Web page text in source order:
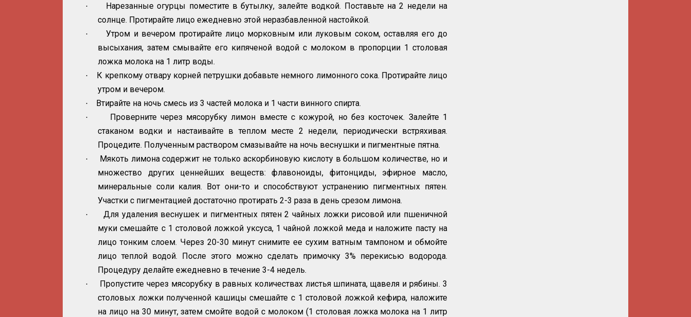
·
Нарезанные огурцы поместите в бутылку, залейте водкой. Поставьте на 2 недели на
солнце. Протирайте лицо ежедневно этой неразбавленной настойкой.
·
Утром и вечером протирайте лицо морковным или луковым соком, оставляя его до
высыхания, затем смывайте его кипяченой водой с молоком в пропорции 1 столовая
ложка молока на 1 литр воды.
·
К крепкому отвару корней петрушки добавьте немного лимонного сока. Протирайте лицо
утром и вечером.
· Втирайте на ночь смесь из 3 частей молока и 1 части винного спирта.
·
Проверните через мясорубку лимон вместе с кожурой, но без косточек. Залейте 1
стаканом водки и настаивайте в теплом месте 2 недели, периодически встряхивая.
Процедите. Полученным раствором смазывайте на ночь веснушки и пигментные пятна.
·
Мякоть лимона содержит не только аскорбиновую кислоту в большом количестве, но и
множество других ценнейших веществ: флавоноиды, фитонциды, эфирное масло,
минеральные соли калия. Вот они-то и способствуют устранению пигментных пятен.
Участки с пигментацией достаточно протирать 2-3 раза в день срезом лимона.
·
Для удаления веснушек и пигментных пятен 2 чайных ложки рисовой или пшеничной
муки смешайте с 1 столовой ложкой уксуса, 1 чайной ложкой меда и наложите пасту на
лицо тонким слоем. Через 20-30 минут снимите ее сухим ватным тампоном и обмойте
лицо теплой водой. После этого можно сделать примочку 3% перекисью водорода.
Процедуру делайте ежедневно в течение 3-4 недель.
·
Пропустите через мясорубку в равных количествах листья шпината, щавеля и рябины. 3
столовых ложки полученной кашицы смешайте с 1 столовой ложкой кефира, наложите
на лицо на 30 минут, затем смойте водой с молоком (1 столовая ложка молока на 1 литр